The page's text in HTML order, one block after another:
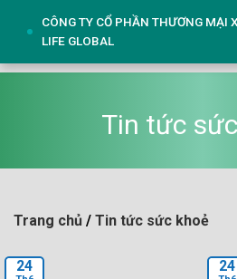
CÔNG TY CỔ PHẦN THƯƠNG MẠI
LIFE GLOBAL
Tin tức
Trang chủ / Tin tức sức khoẻ
24 24